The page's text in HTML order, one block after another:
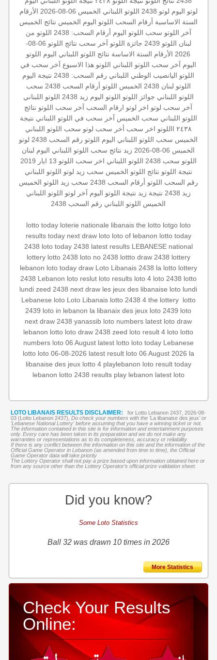
لوتو اليوم لوتو 2438 اللوتو اللبناني الخميس 06-08-2026
الأرقام
الستة الاساسية أرقام السحب اللوتو اليوم الخميس نتائج الخميس
آخر اللوتو سحب اللوتو اليوم أرقام السحب: 2438
اللوتو من
لبنان اللوتو 2439 جائزة اللوتو آخر سحب
نتائج اللوتو 06-08-
2026 الأرقام الستة الاساسة نتائج اللوتو اللبناني اليوم اللوتو
اليوم آخر سحب اللوتو اللبناني اللوتو هذا الاسبوع آخر سحب في
اللوتو اليانصيب الوطني اللبناني رقم السحب: 2438
نتيجة اليوم
اللوتو لبنان 2438 الخميس اللوتو أرقام السحب 2438
سحب
اللوتو اللبناني جوائز اللوتو اللوتو اليوم زيد 2438
اللوتو اللبناني
آخر سحب لوتو اخر لوتو ارقام السحب آخر سحب اللوتو نتائج
اللوتو اللبناني سحب الخميس آخر سحب في اللوتو اللبناني نتيجة
٢٤٣٨ االلوتو اخر سحب أخر سحب لوتو سحب اللوتو اللبناني
الخميس سحب اللوتو اللبناني اليوم اللوتو رقم السحب 2438
لوتو
الخميس 06-08-2026
زيد نتائج سحب اللوتو اللبناني اليوم لبنان
اللوتو سحب 2438 اللوتو اللبناني اخر سحب اللوتو 13 ايار 2019
نتيجة اللوتو نتائج اللوتو الخميس سحب زيد لوتو اللوتو اللبناني
رقم السحب اللوتو أرقام السحب 2438 سحب زيد اللوتو الخميس
زيد 2438
نتيجة زيد نتيجة اللوتو اليوم آخر لوتو اللوتو اللبناني
الخميس اللوتو اللبناني رقم السحب 2438
lotto today loterie nationale libanais the lotto lotgo loto
results today next draw loto loto of lebanon lotto today
2438 loto today 2438 latest results LEBANESE national
lottery lotto 2438 loto no 2438 lottto draw 2438 lottery
lebanon loto today draw Loto Libanais 2438 la lotto lottery
2438 Lebanon loto reslut loto results loto 4 loto 2438 lotto
lundi zeed 2438 next draw les jeux des libanaise loto lundi
Lebanese loto Loto Libanais lotto 2438 4 the lottery lotto
2439 loto in lebanon la libanaix des jeux loto 2439 loto
next draw 2438 yanassib loto numbers latest loto draw
lebanon lotto loto draw 2438 zeed loto result 4 loto lotto
numbers loto 06 August latest lotto loto today Lebanese
lotto loto 06-08-2026 latest result loto 06 August 2026 la
libanaise des jeux lotto 4 playlebanon loto result today
lebanon lotto 2438 results play lebanon latest loto
LOTO LIBANAIS RESULTS DISCLAIMER:
for Lotto Lebanon 2437, 2026-08-
03 (Lotto Lebanon 2437), Do check your numbers with the 'La libanaise des jeux' or
'Lebanese National Lottery' before assuming that you have a winning ticket or not.
The information contained in this site is for information and entertainment purposes
only. Every care has been taken in its preparation and we do not make any
warranties or representations as to its completeness, accuracy or reliability.
If there is any conflict between the information on this site and the information of the
Official Game Operator in Lebanon (as amended from time to time), the Official
Game Operator data will take priority
The Lottery Operator shall not pay a prize based upon information obtained here or
from any source other than the Lottery Operator’s official prize validation sheet.
Did you know?
Some Loto Statistics
Ball 32 was drawn 10 times in 2026
More Statistics
Check Your Results
Online: